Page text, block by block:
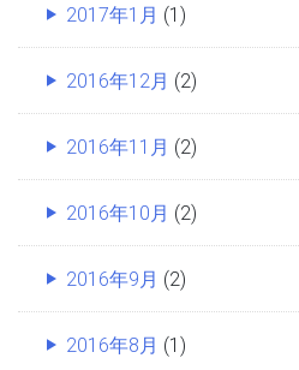
2017年1月 (1)
2016年12月 (2)
2016年11月 (2)
2016年10月 (2)
2016年9月 (2)
2016年8月 (1)